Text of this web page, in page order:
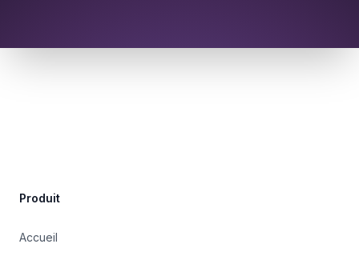
Produit
Accueil